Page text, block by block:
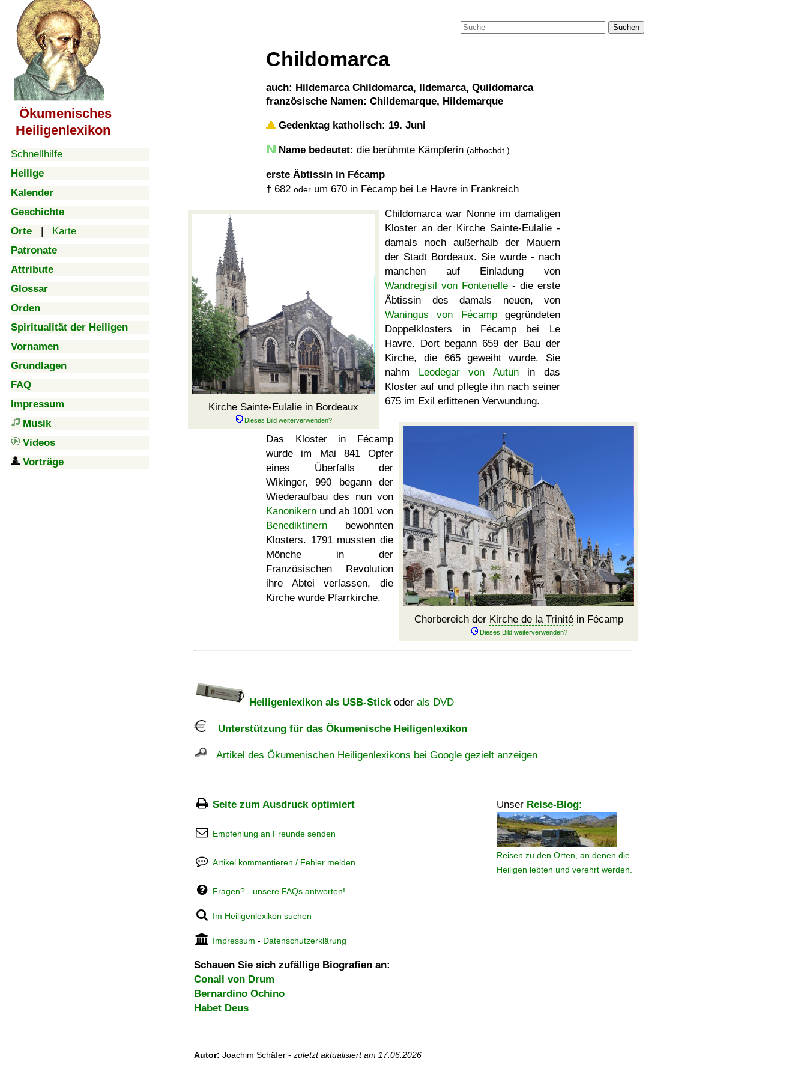
Ökumenisches
Heiligenlexikon
Schnellhilfe
Heilige
Kalender
Geschichte
Orte | Karte
Patronate
Attribute
Glossar
Orden
Spiritualität der Heiligen
Vornamen
Grundlagen
FAQ
Impressum
Musik
Videos
Vorträge
Suchen
Childomarca
auch: Hildemarca Childomarca, Ildemarca, Quildomarca
französische Namen: Childemarque, Hildemarque
Gedenktag katholisch: 19. Juni
Name bedeutet: die berühmte Kämpferin (althochdt.)
erste Äbtissin in Fécamp
† 682 oder um 670 in Fécamp bei Le Havre in Frankreich
Kirche Sainte-Eulalie in Bordeaux
Childomarca war Nonne im damaligen
Kloster an der Kirche Sainte-Eulalie -
damals noch außerhalb der Mauern
der Stadt Bordeaux. Sie wurde - nach
manchen auf Einladung von
Wandregisil von Fontenelle - die erste
Äbtissin des damals neuen, von
Waningus von Fécampgegründeten
Doppelklosters in Fécamp bei Le
Havre. Dort begann 659 der Bau der
Kirche, die 665 geweiht wurde. Sie
nahm Leodegar von Autunin das
Kloster auf und pflegte ihn nach seiner
675 im Exil erlittenen Verwundung.
Chorbereich der Kirche de la Trinité in Fécamp
Das Klosterin Fécamp
wurde im Mai 841 Opfer
eines Überfalls der
Wikinger, 990 begann der
Wiederaufbau des nun von
Kanonikern und ab 1001 von
Benediktinern bewohnten
Klosters. 1791 mussten die
Mönche in der
Französischen Revolution
ihre Abtei verlassen, die
Kirche wurde Pfarrkirche.
Heiligenlexikon als USB-Stickoder als DVD
Unterstützung für das Ökumenische Heiligenlexikon
Artikel des Ökumenischen Heiligenlexikons bei Google gezielt anzeigen
Seite zum Ausdruck optimiert Unser Reise-Blog:
Reisen zu den Orten, an denen die
Heiligen lebten und verehrt werden.
Empfehlung an Freunde senden
Artikel kommentieren / Fehler melden
Fragen? - unsere FAQs antworten!
Im Heiligenlexikon suchen
Impressum - Datenschutzerklärung
Schauen Sie sich zufällige Biografien an:
Conall von Drum
Bernardino Ochino
Habet Deus
Autor: Joachim Schäfer - zuletzt aktualisiert am 17.06.2026